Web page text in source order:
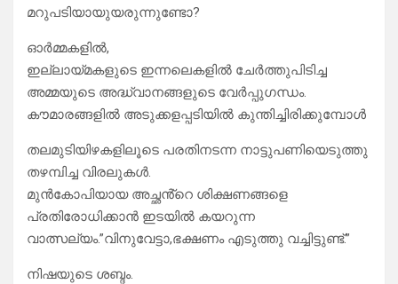
മറുപടിയായുയരുന്നുണ്ടോ?
ഓർമ്മകളിൽ,
ഇല്ലായ്മകളുടെ ഇന്നലെകളിൽ ചേർത്തുപിടിച്ച
അമ്മയുടെ അദ്ധ്വാനങ്ങളുടെ വേർപ്പുഗന്ധം.
കൗമാരങ്ങളിൽ അടുക്കളപ്പടിയിൽ കുന്തിച്ചിരിക്കുമ്പോൾ
തലമുടിയിഴകളിലൂടെ പരതിനടന്ന നാട്ടുപണിയെടുത്തു
തഴമ്പിച്ച വിരലുകൾ.
മുൻകോപിയായ അച്ഛൻ്റെ ശിക്ഷണങ്ങളെ
പ്രതിരോധിക്കാൻ ഇടയിൽ കയറുന്ന
വാത്സല്യം.”വിനുവേട്ടാ,ഭക്ഷണം എടുത്തു വച്ചിട്ടുണ്ട്.”
നിഷയുടെ ശബ്ദം.